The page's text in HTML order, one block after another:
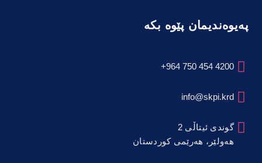
پەیوەندیمان پێوە بکە
4200 454 750 964+
info@skpi.krd
گوندی ئیتاڵی 2
هەولێر، هەرێمی کوردستان